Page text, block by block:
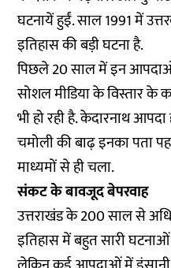
घटनायें हुईं. साल 1991 में
इतिहास की बड़ी घटना है.
पिछले 20 साल में इन
सोशल मीडिया के विस्तार के
भी हो रही है. केदारनाथ
चमोली की बाढ़ इनका पता
माध्यमों से ही चला.
संकट के बावजूद बेपरवाह
उत्तराखंड के 200 साल से
इतिहास में बहुत सारी